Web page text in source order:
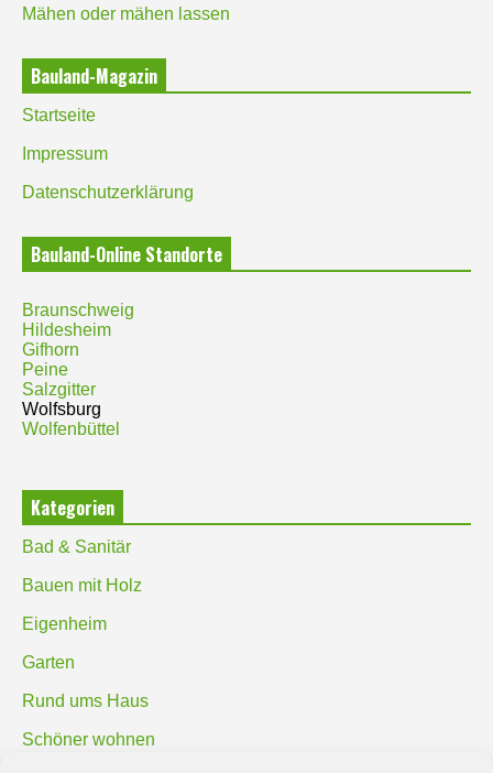
Mähen oder mähen lassen
Bauland-Magazin
Startseite
Impressum
Datenschutzerklärung
Bauland-Online Standorte
Braunschweig
Hildesheim
Gifhorn
Peine
Salzgitter
Wolfsburg
Wolfenbüttel
Kategorien
Bad & Sanitär
Bauen mit Holz
Eigenheim
Garten
Rund ums Haus
Schöner wohnen